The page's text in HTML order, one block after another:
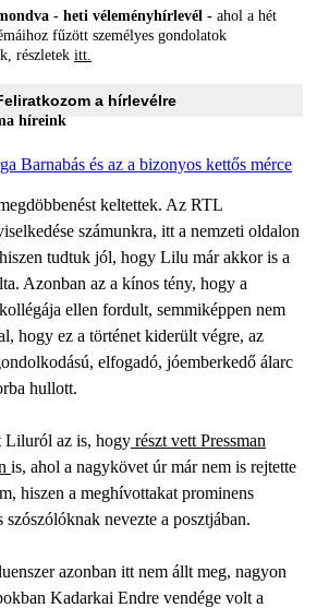
- heti véleményhírlevél - ahol a hét
fűzött személyes gondolatok
részletek itt.
a hírlevélre
híreink
Barnabás és az a bizonyos kettős mérce
keltettek. Az RTL
számunkra, itt a nemzeti oldalon
tudtuk jól, hogy Lilu már akkor is a
Azonban az a kínos tény, hogy a
ellen fordult, semmiképpen nem
hogy ez a történet kiderült végre, az
elfogadó, jóemberkedő álarc
hullott.
Liluról az is, hogy részt vett Pressman
is, ahol a nagykövet úr már nem is rejtette
hiszen a meghívottakat prominens
szószólóknak nevezte a posztjában.
azonban itt nem állt meg, nagyon
Kadarkai Endre vendége volt a